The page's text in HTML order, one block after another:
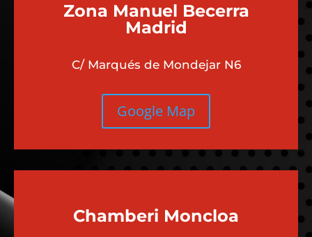
Zona Manuel Becerra
Madrid
C/ Marqués de Mondejar N6
Google Map
Chamberi Moncloa